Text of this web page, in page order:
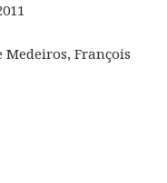
Medeiros, François